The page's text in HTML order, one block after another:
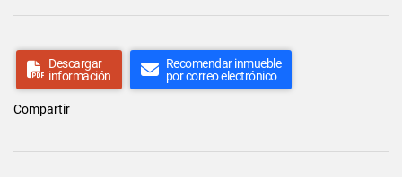
Descargar
información
Recomendar inmueble
por correo electrónico
Compartir